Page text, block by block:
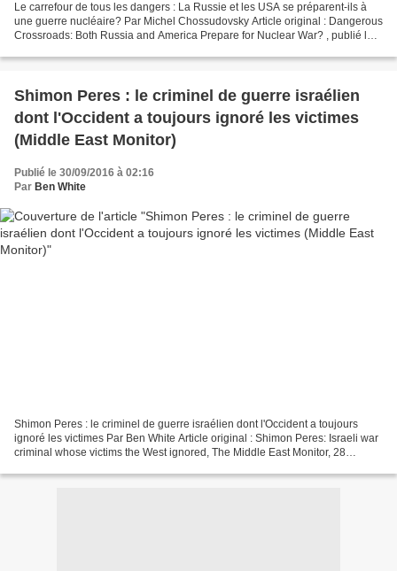
Le carrefour de tous les dangers : La Russie et les USA se préparent-ils à
une guerre nucléaire? Par Michel Chossudovsky Article original : Dangerous
Crossroads: Both Russia and America Prepare for Nuclear War? , publié le
Shimon Peres : le criminel de guerre israélien
dont l'Occident a toujours ignoré les victimes
(Middle East Monitor)
Publié le 30/09/2016 à 02:16
Par Ben White
Shimon Peres : le criminel de guerre israélien dont l'Occident a toujours
ignoré les victimes Par Ben White Article original : Shimon Peres: Israeli war
criminal whose victims the West ignored, The Middle East Monitor, 28